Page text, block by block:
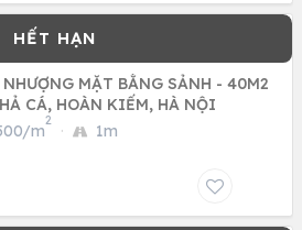
MẶT BẰNG SẢNH - 40M2
CÁ, HOÀN KIẾM, HÀ NỘI
m
2
· 1m